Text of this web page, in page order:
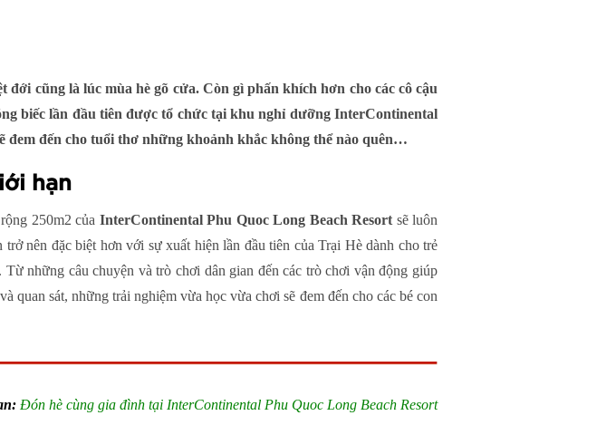
cũng là lúc mùa hè gõ cửa. Còn gì phấn khích hơn cho các cô cậu
biếc lần đầu tiên được tổ chức tại khu nghỉ dưỡng InterContinental
đem đến cho tuổi thơ những khoảnh khắc không thể nào quên…
hạn
250m2 của InterContinental Phu Quoc Long Beach Resort sẽ luôn
nên đặc biệt hơn với sự xuất hiện lần đầu tiên của Trại Hè dành cho trẻ
những câu chuyện và trò chơi dân gian đến các trò chơi vận động giúp
quan sát, những trải nghiệm vừa học vừa chơi sẽ đem đến cho các bé con
Đón hè cùng gia đình tại InterContinental Phu Quoc Long Beach Resort